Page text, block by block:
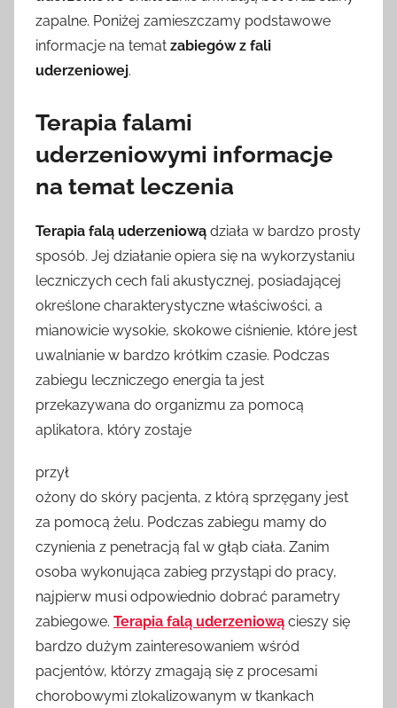
zapalne. Poniżej zamieszczamy podstawowe
informacje na temat zabiegów z fali
uderzeniowej.
Terapia falami
uderzeniowymi informacje
na temat leczenia
Terapia falą uderzeniową działa w bardzo prosty
sposób. Jej działanie opiera się na wykorzystaniu
leczniczych cech fali akustycznej, posiadającej
określone charakterystyczne właściwości, a
mianowicie wysokie, skokowe ciśnienie, które jest
uwalnianie w bardzo krótkim czasie. Podczas
zabiegu leczniczego energia ta jest
przekazywana do organizmu za pomocą
aplikatora, który zostaje
przył
ożony do skóry pacjenta, z którą sprzęgany jest
za pomocą żelu. Podczas zabiegu mamy do
czynienia z penetracją fal w głąb ciała. Zanim
osoba wykonująca zabieg przystąpi do pracy,
najpierw musi odpowiednio dobrać parametry
zabiegowe. Terapia falą uderzeniową cieszy się
bardzo dużym zainteresowaniem wśród
pacjentów, którzy zmagają się z procesami
chorobowymi zlokalizowanym w tkankach